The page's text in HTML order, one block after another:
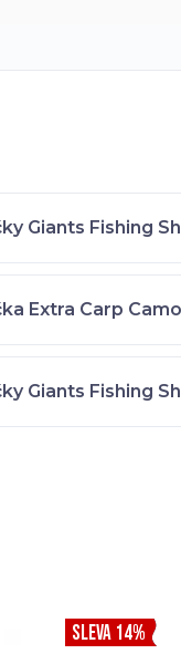
Giants Fishing
Extra Carp
Giants Fishing
SLEVA 14%